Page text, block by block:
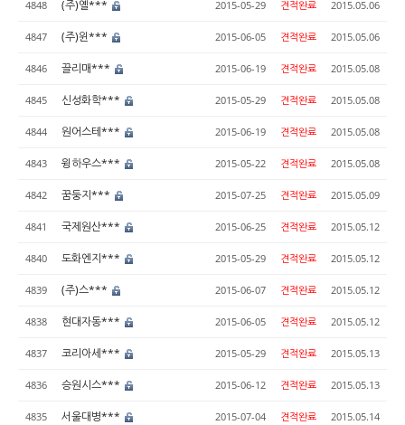
4848 (주)옐*** 2015-05-29 견적완료 2015.05.06
4847 (주)윈*** 2015-06-05 견적완료 2015.05.06
4846 끌리매*** 2015-06-19 견적완료 2015.05.08
4845 신성화학*** 2015-05-29 견적완료 2015.05.08
4844 원어스테*** 2015-06-19 견적완료 2015.05.08
4843 윙하우스*** 2015-05-22 견적완료 2015.05.08
4842 꿈둥지*** 2015-07-25 견적완료 2015.05.09
4841 국제원산*** 2015-06-25 견적완료 2015.05.12
4840 도화엔지*** 2015-05-29 견적완료 2015.05.12
4839 (주)스*** 2015-06-07 견적완료 2015.05.12
4838 현대자동*** 2015-06-05 견적완료 2015.05.12
4837 코리아세*** 2015-05-29 견적완료 2015.05.13
4836 승원시스*** 2015-06-12 견적완료 2015.05.13
4835 서울대병*** 2015-07-04 견적완료 2015.05.14